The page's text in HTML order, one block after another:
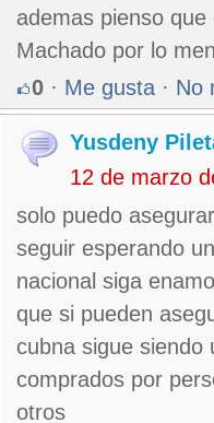
ademas pienso
Machado por lo
0 · Me gusta · No
Yusdeny
12 de marzo
solo puedo
seguir esperando
nacional siga
que si pueden
cubna sigue siendo
comprados por
otros